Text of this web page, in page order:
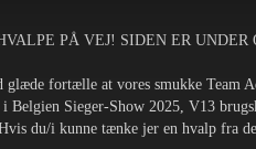
PÅ VEJ! SIDEN ER UNDER
glæde fortælle at vores smukke Team
Belgien Sieger-Show 2025, V13
du/i kunne tænke jer en hvalp fra